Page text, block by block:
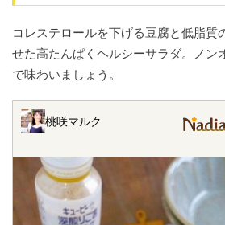
コレステロールを下げる豆腐と低脂質
せた高たんぱくヘルシーサラダ。ノン
で味わいましょう。
桃咲マルク